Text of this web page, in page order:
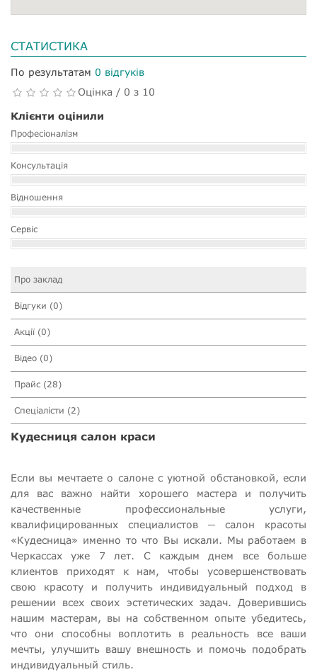
СТАТИСТИКА
По результатам 0 відгуків
Оцінка / 0 з 10
Клієнти оцінили
Професіоналізм
Консультація
Відношення
Сервіс
Про заклад
Відгуки (0)
Акції (0)
Відео (0)
Прайс (28)
Спеціалісти (2)
Кудесниця салон краси
Если вы мечтаете о салоне с уютной обстановкой, если
для вас важно найти хорошего мастера и получить
качественные профессиональные услуги,
квалифицированных специалистов ─ салон красоты
«Кудесница» именно то что Вы искали. Мы работаем в
Черкассах уже 7 лет. С каждым днем все больше
клиентов приходят к нам, чтобы усовершенствовать
свою красоту и получить индивидуальный подход в
решении всех своих эстетических задач. Доверившись
нашим мастерам, вы на собственном опыте убедитесь,
что они способны воплотить в реальность все ваши
мечты, улучшить вашу внешность и помочь подобрать
индивидуальный стиль.